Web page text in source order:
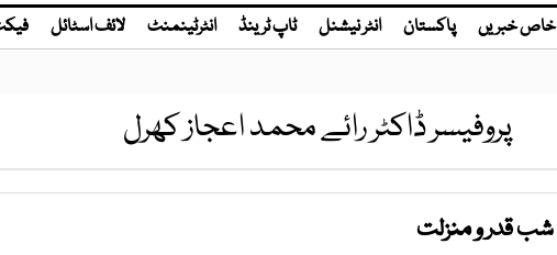
خاص خبریں پاکستان انٹر نیشنل ٹاپ ٹرینڈ انٹرٹینمنٹ لائف اسٹائل
پروفیسر ڈاکٹر رائے محمد اعجاز کھرل
شب قدر و منزلت